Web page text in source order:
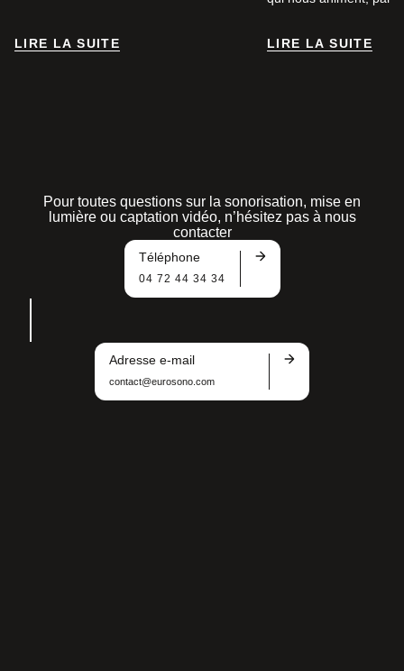
LIRE LA SUITE
LIRE LA SUITE
Pour toutes questions sur la sonorisation, mise en
lumière ou captation vidéo, n’hésitez pas à nous
contacter
Téléphone
04 72 44 34 34
Adresse e-mail
contact@eurosono.com